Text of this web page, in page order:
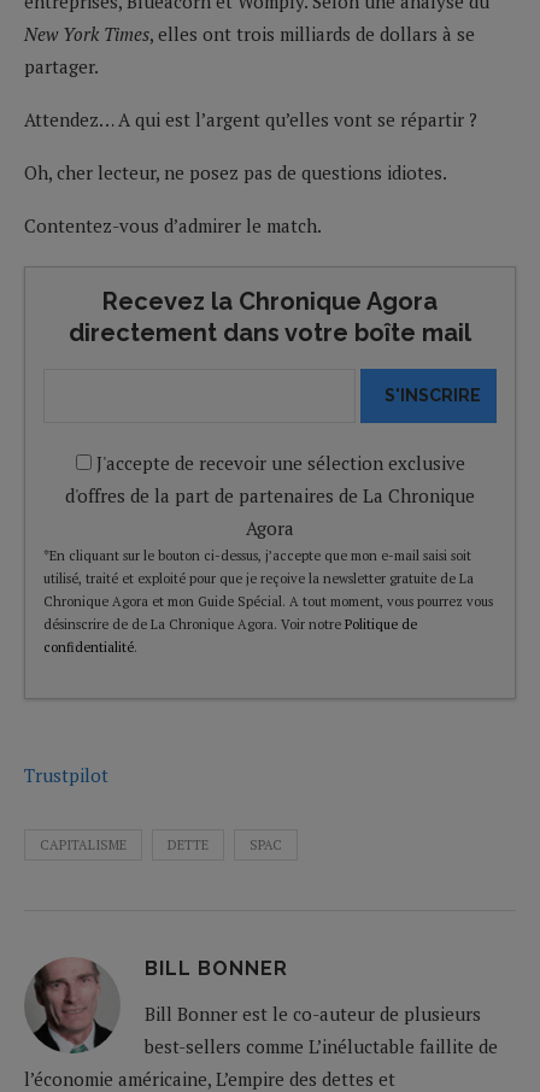
New York Times, elles ont trois milliards de dollars à se
partager.
Attendez… A qui est l’argent qu’elles vont se répartir ?
Oh, cher lecteur, ne posez pas de questions idiotes.
Contentez-vous d’admirer le match.
Recevez la Chronique Agora
directement dans votre boîte mail
S'INSCRIRE
J'accepte de recevoir une sélection exclusive
d'offres de la part de partenaires de La Chronique
Agora
*En cliquant sur le bouton ci-dessus, j’accepte que mon e-mail saisi soit
utilisé, traité et exploité pour que je reçoive la newsletter gratuite de La
Chronique Agora et mon Guide Spécial. A tout moment, vous pourrez vous
désinscrire de de La Chronique Agora. Voir notre Politique de
confidentialité.
Trustpilot
CAPITALISME DETTE SPAC
BILL BONNER
Bill Bonner est le co-auteur de plusieurs
best-sellers comme L’inéluctable faillite de
l’économie américaine, L’empire des dettes et